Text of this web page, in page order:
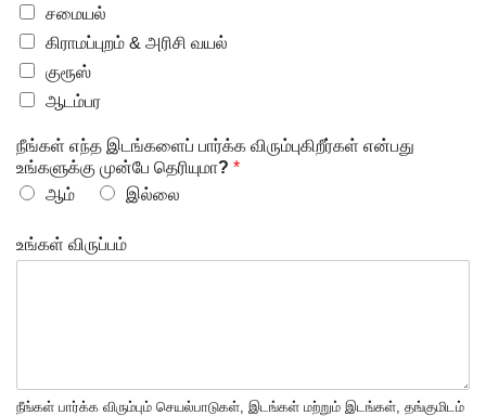
சமையல்
கிராமப்புறம் & அரிசி வயல்
குரூஸ்
ஆடம்பர
நீங்கள் எந்த இடங்களைப் பார்க்க விரும்புகிறீர்கள் என்பது
உங்களுக்கு முன்பே தெரியுமா? *
ஆம்
இல்லை
உங்கள் விருப்பம்
நீங்கள் பார்க்க விரும்பும் செயல்பாடுகள், இடங்கள் மற்றும் இடங்கள், தங்குமிடம்